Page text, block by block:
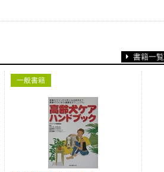
書籍一覧
一般書籍